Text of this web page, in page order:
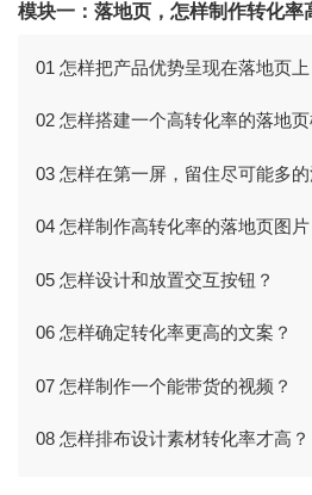
模块一：落地页，怎样制作转化率
01 怎样把产品优势呈现在落地页上
02 怎样搭建一个高转化率的落地页
03 怎样在第一屏，留住尽可能多的
04 怎样制作高转化率的落地页图片
05 怎样设计和放置交互按钮？
06 怎样确定转化率更高的文案？
07 怎样制作一个能带货的视频？
08 怎样排布设计素材转化率才高？